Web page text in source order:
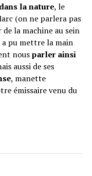
la nature, le
(on ne parlera pas
la machine au sein
a pu mettre la main
nousparler ainsi
aussi de ses
, manette
émissaire venu du